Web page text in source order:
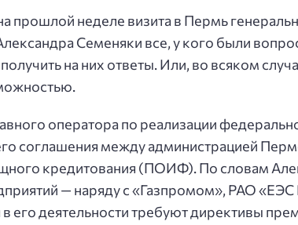
прошлой неделе визита в Пермь
Семеняки все, у кого были
на них ответы. Или, во всяком
оператора по реализации
соглашения между администрацией
кредитования (ПОИФ). По словам
— наряду с «Газпромом», РАО «ЕЭС
его деятельности требуют директивы